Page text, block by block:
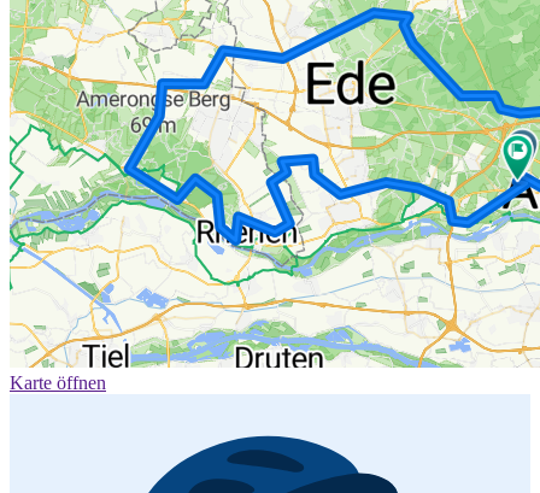
Karte öffnen